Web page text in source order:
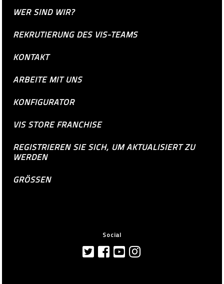
WER SIND WIR?
REKRUTIERUNG DES VIS-TEAMS
KONTAKT
ARBEITE MIT UNS
KONFIGURATOR
VIS STORE FRANCHISE
REGISTRIEREN SIE SICH, UM AKTUALISIERT ZU
WERDEN
GRÖSSEN
Social